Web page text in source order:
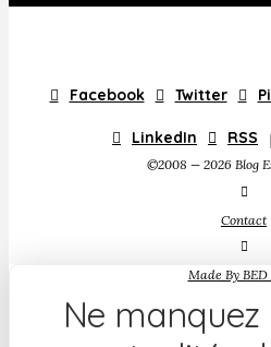
Facebook Twitter
LinkedIn RSS
©2008 — 2026 Blog
Contact
Made By
Ne manquez